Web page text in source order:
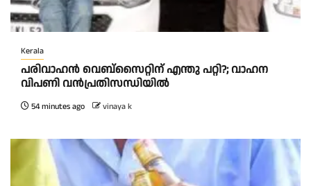
Kerala
പരിവാഹൻ വെബ്സൈറ്റിന് എന്തു പറ്റി?; വാഹന
വിപണി വന്‍പ്രതിസന്ധിയിൽ
54 minutes ago vinaya k